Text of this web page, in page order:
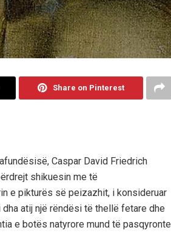
Share on Pinterest
Caspar David Friedrich
shikuesin me të
e pikturës së peizazhit, i konsideruar
atij një rëndësi të thellë fetare dhe
e botës natyrore mund të pasqyronte